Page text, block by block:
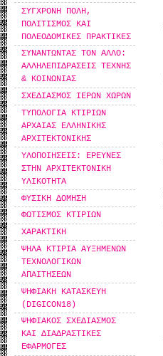
ΣΥΓΧΡΟΝΗ ΠΟΛΗ,
ΠΟΛΙΤΙΣΜΟΣ ΚΑΙ
ΠΟΛΕΟΔΟΜΙΚΕΣ ΠΡΑΚΤΙΚΕΣ
ΣΥΝΑΝΤΩΝΤΑΣ ΤΟΝ ΑΛΛΟ:
ΑΛΛΗΛΕΠΙΔΡΑΣΕΙΣ ΤΕΧΝΗΣ
& ΚΟΙΝΩΝΙΑΣ
ΣΧΕΔΙΑΣΜΟΣ ΙΕΡΩΝ ΧΩΡΩΝ
ΤΥΠΟΛΟΓΙΑ ΚΤΙΡΙΩΝ
ΑΡΧΑΙΑΣ ΕΛΛΗΝΙΚΗΣ
ΑΡΧΙΤΕΚΤΟΝΙΚΗΣ
ΥΛΟΠΟΙΗΣΕΙΣ: ΕΡΕΥΝΕΣ
ΣΤΗΝ ΑΡΧΙΤΕΚΤΟΝΙΚΗ
ΥΛΙΚΟΤΗΤΑ
ΦΥΣΙΚΗ ΔΟΜΗΣΗ
ΦΩΤΙΣΜΟΣ ΚΤΙΡΙΩΝ
ΧΑΡΑΚΤΙΚΗ
ΨΗΛΑ ΚΤΙΡΙΑ ΑΥΞΗΜΕΝΩΝ
ΤΕΧΝΟΛΟΓΙΚΩΝ
ΑΠΑΙΤΗΣΕΩΝ
ΨΗΦΙΑΚΗ ΚΑΤΑΣΚΕΥΗ
(DIGICON18)
ΨΗΦΙΑΚΟΣ ΣΧΕΔΙΑΣΜΟΣ
ΚΑΙ ΔΙΑΔΡΑΣΤΙΚΕΣ
ΕΦΑΡΜΟΓΕΣ